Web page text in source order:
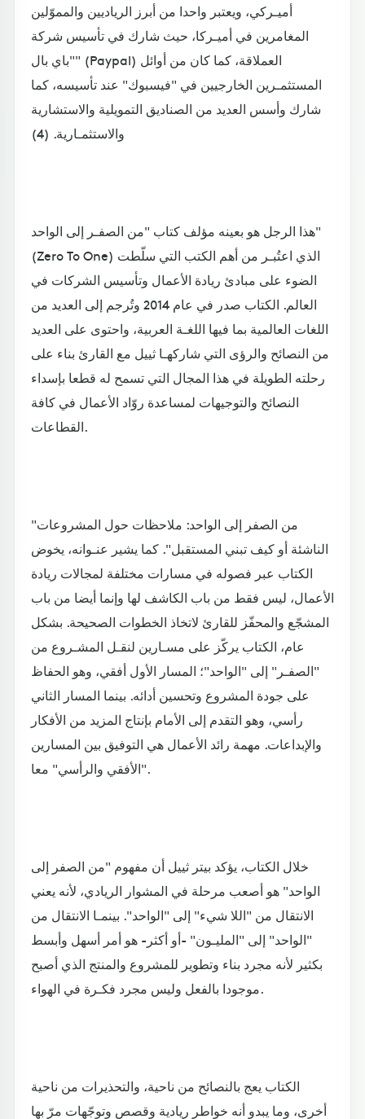
أميـركي، ويعتبر واحدا من أبرز الرياديين والمموّلين
المغامرين في أميـركا، حيث شارك في تأسيس شركة
"باي بال" (Paypal) العملاقة، كما كان من أوائل
المستثمـرين الخارجيين في "فيسبوك" عند تأسيسه، كما
شارك وأسس العديد من الصناديق التمويلية والاستشارية
والاستثمـارية. (4)
هذا الرجل هو بعينه مؤلف كتاب "من الصفـر إلى الواحد"
(Zero To One) الذي اعتُبـر من أهم الكتب التي سلّطت
الضوء على مبادئ ريادة الأعمال وتأسيس الشركات في
العالم. الكتاب صدر في عام 2014 وتُرجم إلى العديد من
اللغات العالمية بما فيها اللغـة العربية، واحتوى على العديد
من النصائح والرؤى التي شاركهـا ثييل مع القارئ بناء على
رحلته الطويلة في هذا المجال التي تسمح له قطعا بإسداء
النصائح والتوجيهات لمساعدة روّاد الأعمال في كافة
القطاعات.
"من الصفر إلى الواحد: ملاحظات حول المشروعات
الناشئة أو كيف تبني المستقبل". كما يشير عنـوانه، يخوض
الكتاب عبر فصوله في مسارات مختلفة لمجالات ريادة
الأعمال، ليس فقط من باب الكاشف لها وإنما أيضا من باب
المشجّع والمحفّز للقارئ لاتخاذ الخطوات الصحيحة. بشكل
عام، الكتاب يركّز على مسـارين لنقـل المشـروع من
"الصفـر" إلى "الواحد"؛ المسار الأول أفقي، وهو الحفاظ
على جودة المشروع وتحسين أدائه. بينما المسار الثاني
رأسي، وهو التقدم إلى الأمام بإنتاج المزيد من الأفكار
والإبداعات. مهمة رائد الأعمال هي التوفيق بين المسارين
"الأفقي والرأسي" معا.
خلال الكتاب، يؤكد بيتر ثييل أن مفهوم "من الصفر إلى
الواحد" هو أصعب مرحلة في المشوار الريادي، لأنه يعني
الانتقال من "اللا شيء" إلى "الواحد". بينمـا الانتقال من
"الواحد" إلى "المليـون" -أو أكثر- هو أمر أسهل وأبسط
بكثير لأنه مجرد بناء وتطوير للمشروع والمنتج الذي أصبح
موجودا بالفعل وليس مجرد فكـرة في الهواء.
الكتاب يعج بالنصائح من ناحية، والتحذيرات من ناحية
أخرى، وما يبدو أنه خواطر ريادية وقصص وتوجّهات مرّ بها